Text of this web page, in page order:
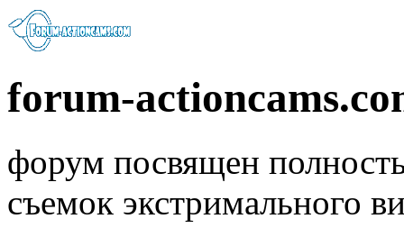
forum-
форум посвящен
съемок экстримального